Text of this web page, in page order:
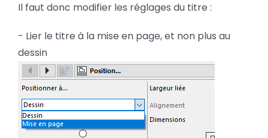
Il faut donc modifier les réglages du titre :
- Lier le titre à la mise en page, et non plus au
dessin